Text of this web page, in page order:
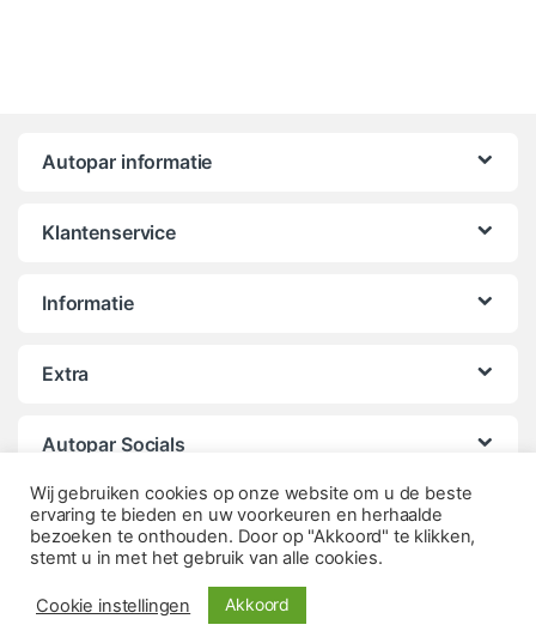
Autopar informatie
Klantenservice
Informatie
Extra
Autopar Socials
Wij gebruiken cookies op onze website om u de beste
ervaring te bieden en uw voorkeuren en herhaalde
bezoeken te onthouden. Door op "Akkoord" te klikken,
stemt u in met het gebruik van alle cookies.
Cookie instellingen Akkoord